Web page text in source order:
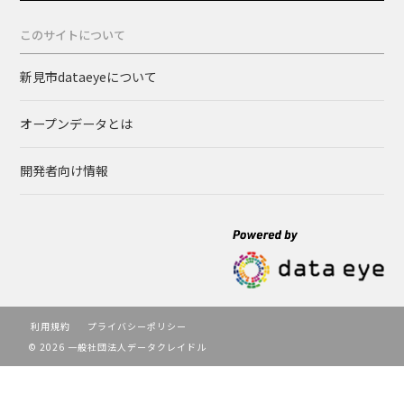
このサイトについて
新見市dataeyeについて
オープンデータとは
開発者向け情報
利用規約
プライバシーポリシー
© 2026 一般社団法人データクレイドル